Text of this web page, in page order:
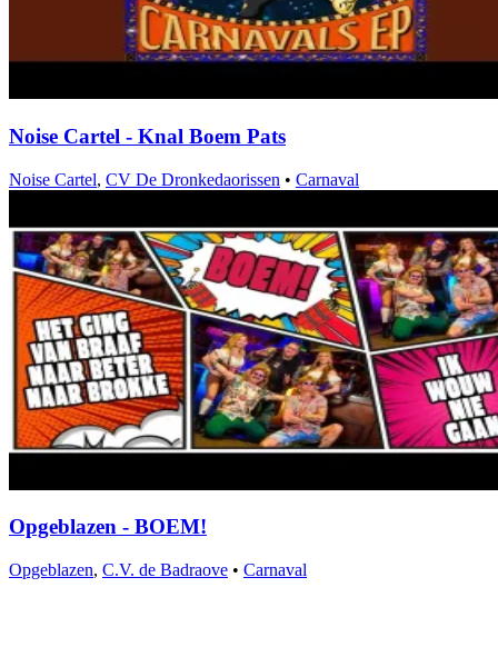
Noise Cartel - Knal Boem Pats
Noise Cartel, CV De Dronkedaorissen • Carnaval
Opgeblazen - BOEM!
Opgeblazen, C.V. de Badraove • Carnaval